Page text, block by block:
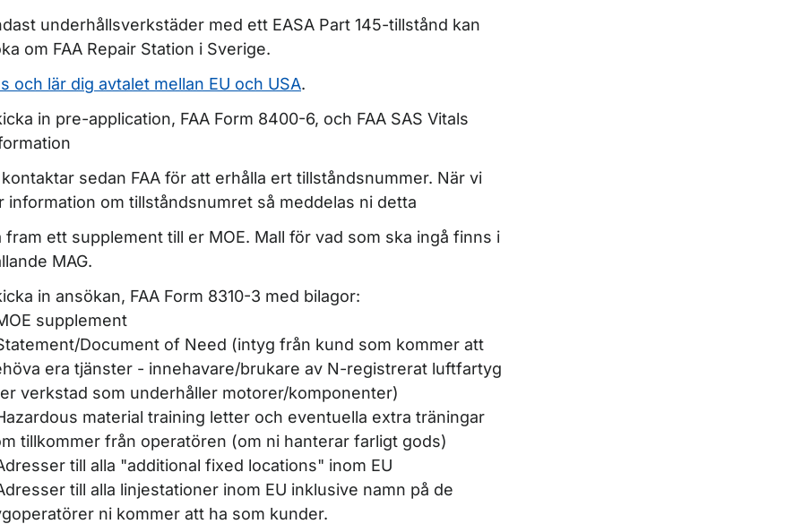
Underhåll
underhållsverkstäder med ett EASA Part 145-tillstånd kan
om FAA Repair Station i Sverige.
och lär dig avtalet mellan EU och USA.
in pre-application, FAA Form 8400-6, och FAA SAS Vitals
sedan FAA för att erhålla ert tillståndsnummer. När vi
information om tillståndsnumret så meddelas ni detta
fram ett supplement till er MOE. Mall för vad som ska ingå finns i
MAG.
in ansökan, FAA Form 8310-3 med bilagor:
supplement
Document of Need (intyg från kund som kommer att
era tjänster - innehavare/brukare av N-registrerat luftfartyg
verkstad som underhåller motorer/komponenter)
material training letter och eventuella extra träningar
tillkommer från operatören (om ni hanterar farligt gods)
till alla "additional fixed locations" inom EU
till alla linjestationer inom EU inklusive namn på de
ni kommer att ha som kunder.